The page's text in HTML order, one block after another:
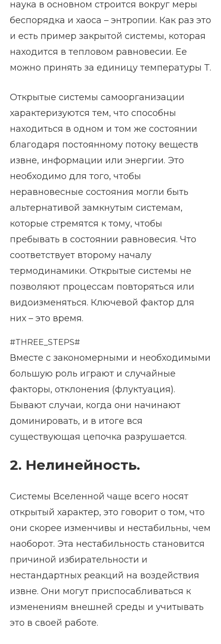
наука в основном строится вокруг меры
беспорядка и хаоса – энтропии. Как раз это
и есть пример закрытой системы, которая
находится в тепловом равновесии. Ее
можно принять за единицу температуры Т.
Открытые системы самоорганизации
характеризуются тем, что способны
находиться в одном и том же состоянии
благодаря постоянному потоку веществ
извне, информации или энергии. Это
необходимо для того, чтобы
неравновесные состояния могли быть
альтернативой замкнутым системам,
которые стремятся к тому, чтобы
пребывать в состоянии равновесия. Что
соответствует второму началу
термодинамики. Открытые системы не
позволяют процессам повторяться или
видоизменяться. Ключевой фактор для
них – это время.
#THREE_STEPS#
Вместе с закономерными и необходимыми
большую роль играют и случайные
факторы, отклонения (флуктуация).
Бывают случаи, когда они начинают
доминировать, и в итоге вся
существующая цепочка разрушается.
2. Нелинейность.
Системы Вселенной чаще всего носят
открытый характер, это говорит о том, что
они скорее изменчивы и нестабильны, чем
наоборот. Эта нестабильность становится
причиной избирательности и
нестандартных реакций на воздействия
извне. Они могут приспосабливаться к
изменениям внешней среды и учитывать
это в своей работе.